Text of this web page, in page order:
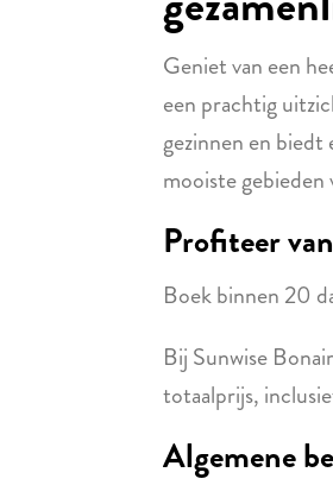
Geniet van een
een prachtig
gezinnen en biedt
mooiste gebieden
Profiteer
Boek binnen 20
Bij Sunwise
totaalprijs,
Algemene